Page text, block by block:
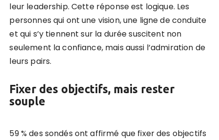
leur leadership. Cette réponse est logique. Les
personnes qui ont une vision, une ligne de conduite
et qui s’y tiennent sur la durée suscitent non
seulement la confiance, mais aussi l’admiration de
leurs pairs.
Fixer des objectifs, mais rester
souple
59 % des sondés ont affirmé que fixer des objectifs